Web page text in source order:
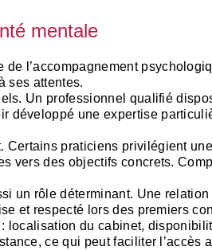
mentale
l’accompagnement
ses attentes.
Un professionnel qualifié
développé une expertise
Certains praticiens privilégient
vers des objectifs concrets.
un rôle déterminant. Une
et respecté lors des premiers
localisation du cabinet,
ce qui peut faciliter l’accès